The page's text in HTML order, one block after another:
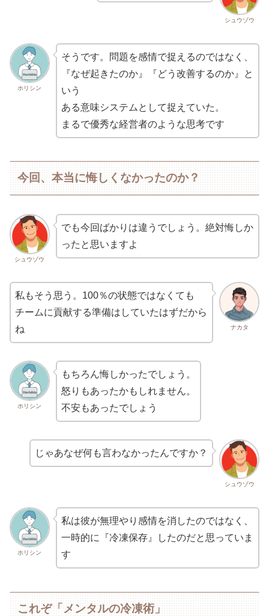
シュウゾウ
ホリシン
そうです。問題を感情で捉えるのではなく、
『なぜ起きたのか』『どう改善するのか』と
いう
ある意味システムとして捉えていた。
まるで優秀な経営者のような思考です
今回、本当に悔しくなかったのか？
シュウゾウ
でも今回ばかりは違うでしょう。絶対悔しか
ったと思いますよ
ナカタ
私もそう思う。100％の状態ではなくても
チームに貢献する準備はしていたはずだから
ね
ホリシン
もちろん悔しかったでしょう。
怒りもあったかもしれません。
不安もあったでしょう
シュウゾウ
じゃあなぜ何も言わなかったんですか？
ホリシン
私は彼が無理やり感情を消したのではなく、
一時的に『冷凍保存』したのだと思っていま
す
これぞ「メンタルの冷凍術」